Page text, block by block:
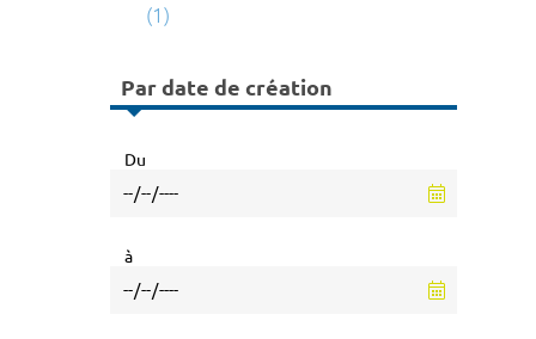
(1)
Par date de création
Du
à